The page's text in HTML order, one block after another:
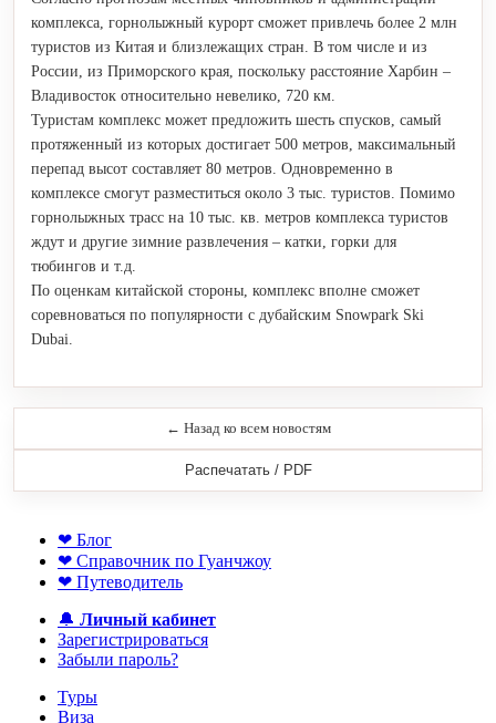
комплекса, горнолыжный курорт сможет привлечь более 2 млн
туристов из Китая и близлежащих стран. В том числе и из
России, из Приморского края, поскольку расстояние Харбин –
Владивосток относительно невелико, 720 км.
Туристам комплекс может предложить шесть спусков, самый
протяженный из которых достигает 500 метров, максимальный
перепад высот составляет 80 метров. Одновременно в
комплексе смогут разместиться около 3 тыс. туристов. Помимо
горнолыжных трасс на 10 тыс. кв. метров комплекса туристов
ждут и другие зимние развлечения – катки, горки для
тюбингов и т.д.
По оценкам китайской стороны, комплекс вполне сможет
соревноваться по популярности с дубайским Snowpark Ski
Dubai.
← Назад ко всем новостям
Распечатать / PDF
❤ Блог
❤ Справочник по Гуанчжоу
❤ Путеводитель
🔔 Личный кабинет
Зарегистрироваться
Забыли пароль?
Туры
Виза